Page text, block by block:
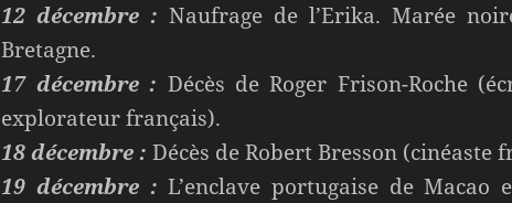
12 décembre : Naufrage de l’Erika. Marée
Bretagne.
17 décembre : Décès de Roger Frison-Roche
explorateur français).
18 décembre : Décès de Robert Bresson (cinéaste
19 décembre : L’enclave portugaise de Macao